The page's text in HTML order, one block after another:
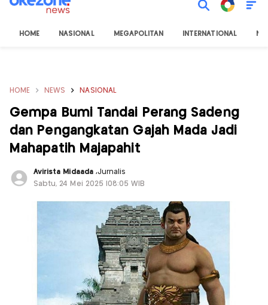
HOME NASIONAL MEGAPOLITAN INTERNATIONAL
HOME NEWS NASIONAL
Gempa Bumi Tandai Perang Sadeng
dan Pengangkatan Gajah Mada Jadi
Mahapatih Majapahit
Avirista Midaada ,Jurnalis
Sabtu, 24 Mei 2025 |08:05 WIB